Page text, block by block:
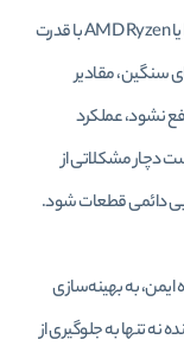
با توجه به اینکه پردازنده‌های مدرن مانند Intel Core یا AMD Ryzen با قدرت
سنگین، مقادیر
نشود، عملکرد
دچار مشکلاتی از
دائمی قطعات شود.
ایمن، به بهینه‌سازی
تنها به جلوگیری از